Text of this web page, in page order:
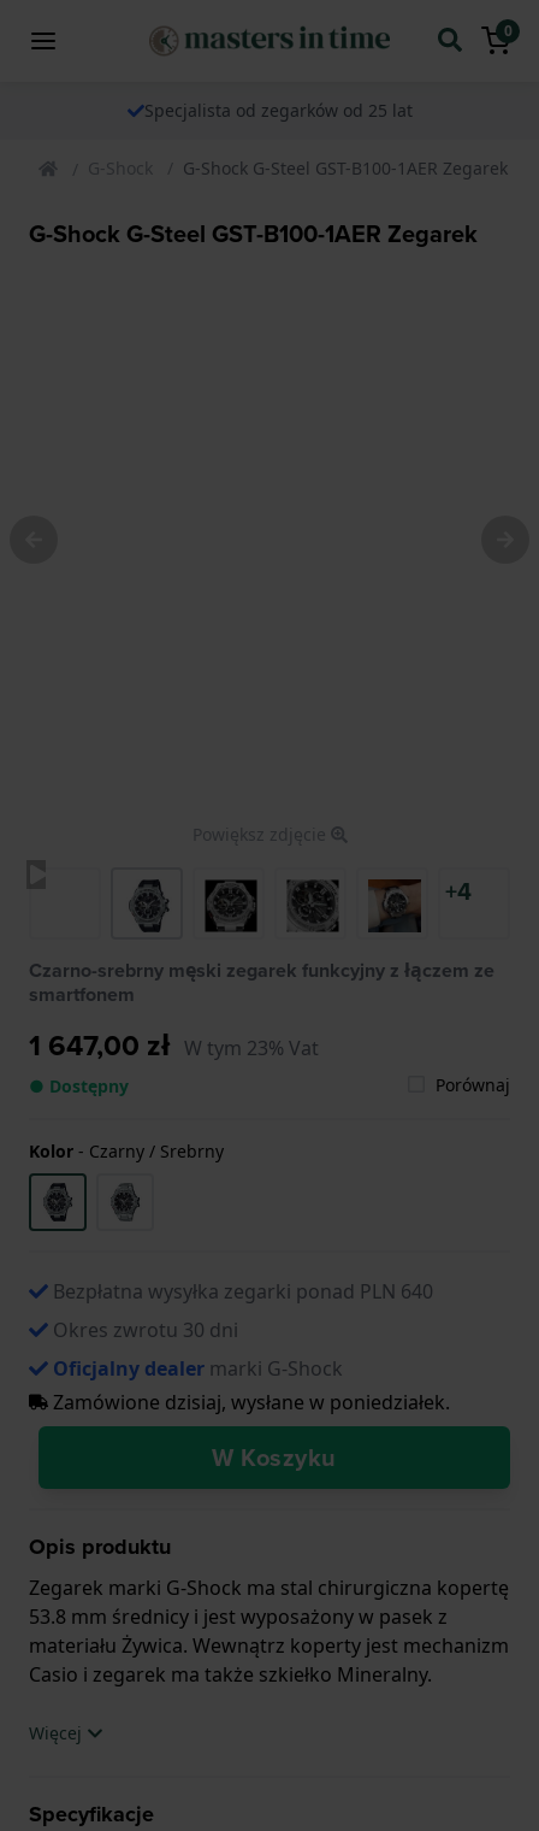
0
Specjalista od zegarków od 25 lat
G-Shock G-Shock G-Steel GST-B100-1AER Zegarek
G-Shock G-Steel GST-B100-1AER Zegarek
Powiększ zdjęcie
+4
Czarno-srebrny męski zegarek funkcyjny z łączem ze
smartfonem
1 647,00 zł W tym 23% Vat
● Dostępny Porównaj
Kolor - Czarny / Srebrny
Bezpłatna wysyłka zegarki ponad PLN 640
Okres zwrotu 30 dni
Oficjalny dealer marki G-Shock
Zamówione dzisiaj, wysłane w poniedziałek.
W Koszyku
Opis produktu
Zegarek marki G-Shock ma stal chirurgiczna kopertę
53.8 mm średnicy i jest wyposażony w pasek z
materiału Żywica. Wewnątrz koperty jest mechanizm
Casio i zegarek ma także szkiełko Mineralny.
Zegarek jest wodoodporny do 20ATM. Oznacza to,
Więcej
Specyfikacje